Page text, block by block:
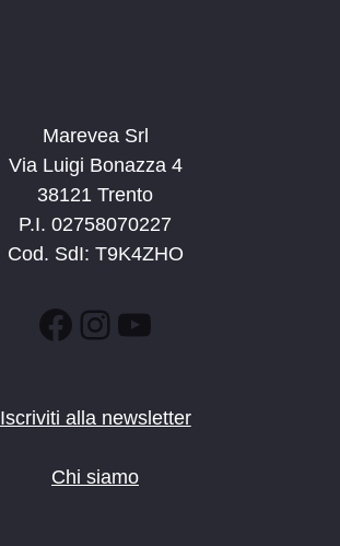
Marevea Srl
Via Luigi Bonazza 4
38121 Trento
P.I. 02758070227
Cod. SdI: T9K4ZHO
Facebook
Instagram
YouTube
Iscriviti alla newsletter
Chi siamo